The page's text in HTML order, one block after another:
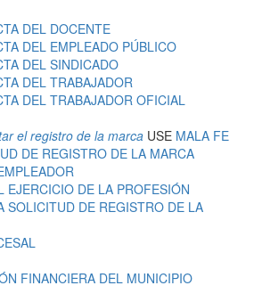
DEL DOCENTE
DEL EMPLEADO PÚBLICO
DEL SINDICADO
DEL TRABAJADOR
DEL TRABAJADOR OFICIAL
el registro de la marca USE MALA FE
DE REGISTRO DE LA MARCA
EJERCICIO DE LA PROFESIÓN
SOLICITUD DE REGISTRO DE LA
FINANCIERA DEL MUNICIPIO